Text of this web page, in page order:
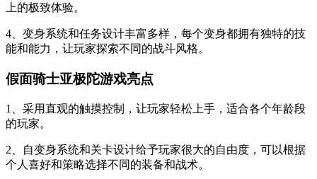
上的极致体验。
4、变身系统和任务设计丰富多样，每个变身都拥有独特的技
能和能力，让玩家探索不同的战斗风格。
假面骑士亚极陀游戏亮点
1、采用直观的触摸控制，让玩家轻松上手，适合各个年龄段
的玩家。
2、自变身系统和关卡设计给予玩家很大的自由度，可以根据
个人喜好和策略选择不同的装备和战术。